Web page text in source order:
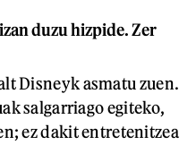
duzu hizpide. Zer
Disneyk asmatu zuen.
salgarriago egiteko,
ez dakit entretenitzea